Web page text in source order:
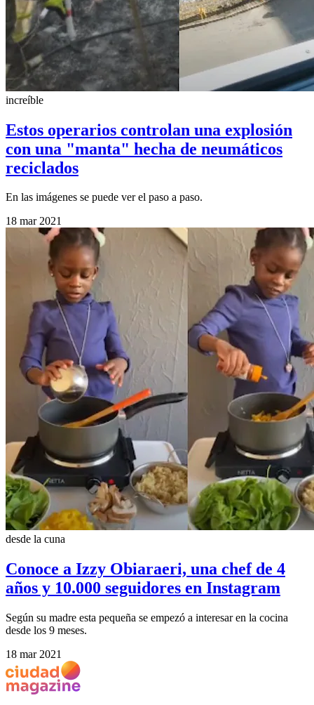
increíble
Estos operarios controlan una explosión
con una "manta" hecha de neumáticos
reciclados
En las imágenes se puede ver el paso a paso.
18 mar 2021
desde la cuna
Conoce a Izzy Obiaraeri, una chef de 4
años y 10.000 seguidores en Instagram
Según su madre esta pequeña se empezó a interesar en la cocina
desde los 9 meses.
18 mar 2021